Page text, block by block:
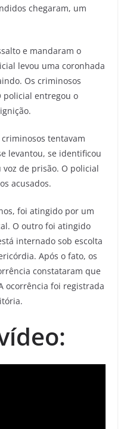
chegaram, um
e mandaram o
levou uma coronhada
Os criminosos
policial entregou o
tentavam
levantou, se identificou
voz de prisão. O policial
acusados.
foi atingido por um
O outro foi atingido
internado sob escolta
Após o fato, os
constataram que
ocorrência foi registrada